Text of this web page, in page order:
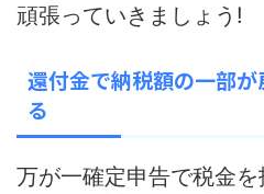
頑張っていきましょう!
還付金で納税額の一部
る
万が一確定申告で税金